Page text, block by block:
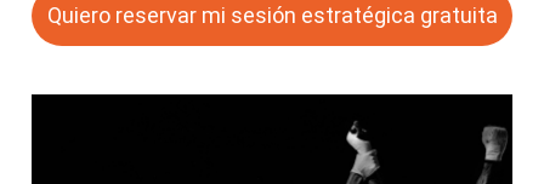
Quiero reservar mi sesión estratégica gratuita